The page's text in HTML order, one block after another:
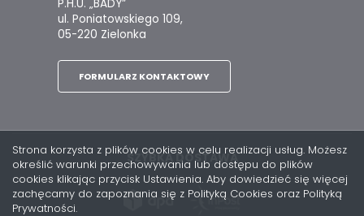
P.H.U. „BADY”
ul. Poniatowskiego 109,
05-220 Zielonka
FORMULARZ KONTAKTOWY
SZYBKA DOSTAWA
Strona korzysta z plików cookies w celu realizacji usług. Możesz
określić warunki przechowywania lub dostępu do plików
cookies klikając przycisk Ustawienia. Aby dowiedzieć się więcej
zachęcamy do zapoznania się z Polityką Cookies oraz Polityką
Prywatności.